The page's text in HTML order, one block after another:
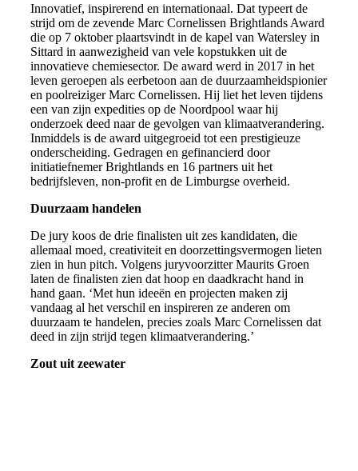
Innovatief, inspirerend en internationaal. Dat typeert de
strijd om de zevende Marc Cornelissen Brightlands Award
die op 7 oktober plaartsvindt in de kapel van Watersley in
Sittard in aanwezigheid van vele kopstukken uit de
innovatieve chemiesector. De award werd in 2017 in het
leven geroepen als eerbetoon aan de duurzaamheidspionier
en poolreiziger Marc Cornelissen. Hij liet het leven tijdens
een van zijn expedities op de Noordpool waar hij
onderzoek deed naar de gevolgen van klimaatverandering.
Inmiddels is de award uitgegroeid tot een prestigieuze
onderscheiding. Gedragen en gefinancierd door
initiatiefnemer Brightlands en 16 partners uit het
bedrijfsleven, non-profit en de Limburgse overheid.
Duurzaam handelen
De jury koos de drie finalisten uit zes kandidaten, die
allemaal moed, creativiteit en doorzettingsvermogen lieten
zien in hun pitch. Volgens juryvoorzitter Maurits Groen
laten de finalisten zien dat hoop en daadkracht hand in
hand gaan. ‘Met hun ideeën en projecten maken zij
vandaag al het verschil en inspireren ze anderen om
duurzaam te handelen, precies zoals Marc Cornelissen dat
deed in zijn strijd tegen klimaatverandering.’
Zout uit zeewater